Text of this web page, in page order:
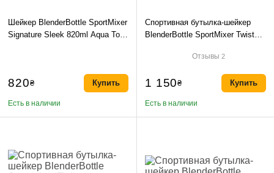
Шейкер BlenderBottle SportMixer
Signature Sleek 820ml Aqua Topt
820₴
Есть в наличии
Купить
Спортивная бутылка-шейкер
BlenderBottle SportMixer Twist
Отзывы2
1 150₴
Есть в наличии
Купить